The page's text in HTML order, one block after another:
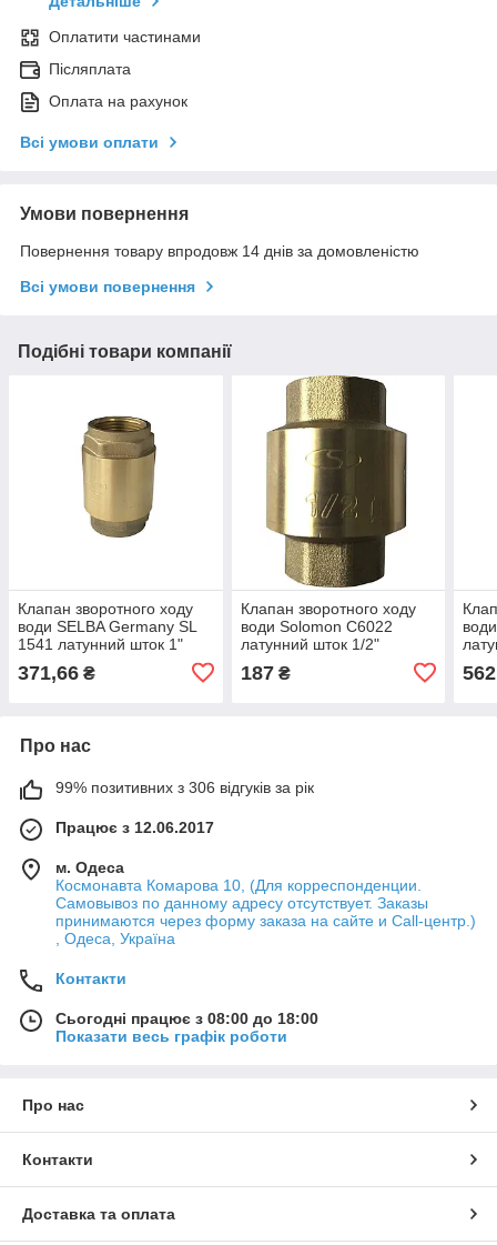
Оплатити частинами
Післяплата
Оплата на рахунок
Всі умови оплати
Умови повернення
Повернення товару впродовж 14 днів за домовленістю
Всі умови повернення
Подібні товари компанії
Клапан зворотного ходу
води SELBA Germany SL
1541 латунний шток 1"
371,66 ₴
Клапан зворотного ходу
води Solomon C6022
латунний шток 1/2"
187₴ 562
Про нас
99% позитивних з 306 відгуків за рік
Працює з 12.06.2017
м. Одеса
Космонавта Комарова 10, (Для корреспонденции.
Самовывоз по данному адресу отсутствует. Заказы
принимаются через форму заказа на сайте и Call-центр.)
, Одеса, Україна
Контакти
Сьогодні працює з 08:00 до 18:00
Показати весь графік роботи
Про нас
Контакти
Доставка та оплата